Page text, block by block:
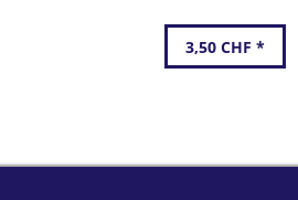
3,50 CHF *